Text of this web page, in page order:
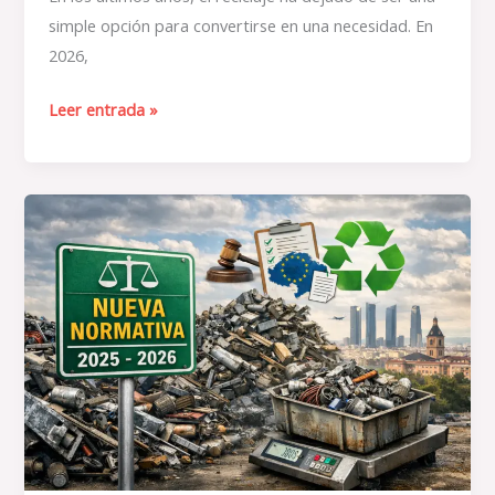
simple opción para convertirse en una necesidad. En
2026,
Leer entrada »
La
nueva
normativa
de
reciclaje
en
España:
un
cambio
clave